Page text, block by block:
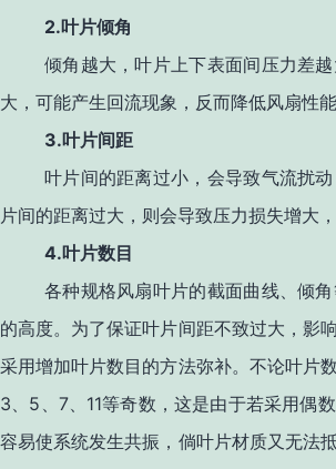
2.叶片倾角
倾角越大，叶片上下表面间压力差
大，可能产生回流现象，反而降低风扇性
3.叶片间距
叶片间的距离过小，会导致气流扰
片间的距离过大，则会导致压力损失增大，
4.叶片数目
各种规格风扇叶片的截面曲线、倾
的高度。为了保证叶片间距不致过大，影
采用增加叶片数目的方法弥补。不论叶片
3 5 7、 11等奇数，这是由于若采用偶
容易使系统发生共振，倘叶片材质又无法